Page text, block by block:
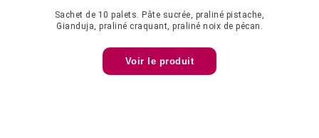
Sachet de 10 palets. Pâte sucrée, praliné pistache,
Gianduja, praliné craquant, praliné noix de pécan.
Voir le produit